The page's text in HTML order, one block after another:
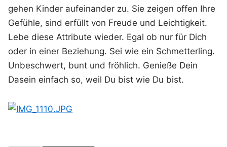
gehen Kinder aufeinander zu. Sie zeigen offen Ihre
Gefühle, sind erfüllt von Freude und Leichtigkeit.
Lebe diese Attribute wieder. Egal ob nur für Dich
oder in einer Beziehung. Sei wie ein Schmetterling.
Unbeschwert, bunt und fröhlich. Genieße Dein
Dasein einfach so, weil Du bist wie Du bist.